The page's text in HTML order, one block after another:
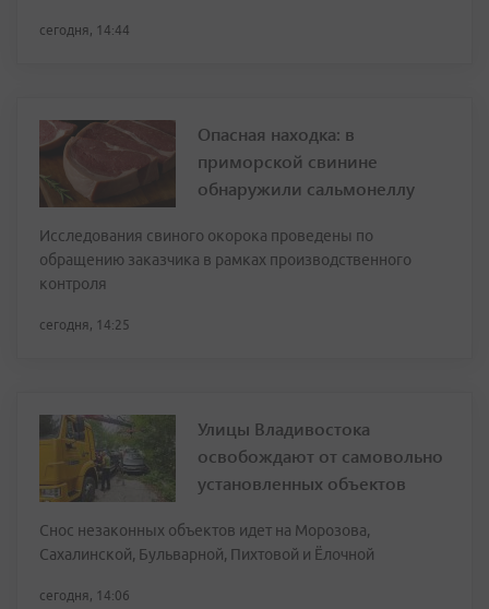
сегодня, 14:44
Опасная находка: в
приморской свинине
обнаружили сальмонеллу
Исследования свиного окорока проведены по
обращению заказчика в рамках производственного
контроля
сегодня, 14:25
Улицы Владивостока
освобождают от самовольно
установленных объектов
Снос незаконных объектов идет на Морозова,
Сахалинской, Бульварной, Пихтовой и Ёлочной
сегодня, 14:06